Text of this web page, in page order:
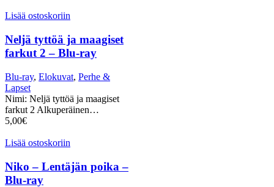
Lisää ostoskoriin
Neljä tyttöä ja maagiset
farkut 2 – Blu-ray
Blu-ray, Elokuvat, Perhe &
Lapset
Nimi: Neljä tyttöä ja maagiset
farkut 2 Alkuperäinen…
5,00€
Lisää ostoskoriin
Niko – Lentäjän poika –
Blu-ray